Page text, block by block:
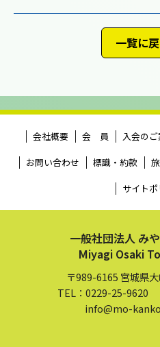
一覧に
会社概要 会 員 入会の
お問い合わせ
標識・約款
サイト
一般社団法人 み
Miyagi Osaki
〒989-6165 宮城県
TEL：0229-25-9620
info@mo-